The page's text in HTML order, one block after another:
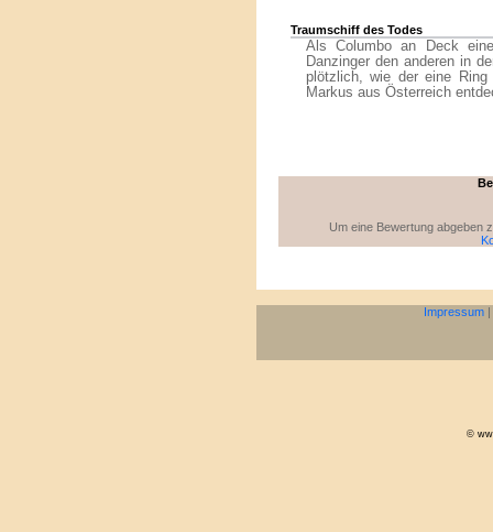
Traumschiff des Todes
Als Columbo an Deck
Danzinger den anderen in
plötzlich, wie der eine
Markus aus Österreich
Um eine Bewertung abgeben
Impressum |
©